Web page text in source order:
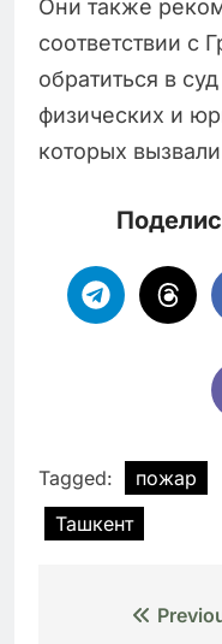
Они также
соответствии с
обратиться в
физических и
которых
Tagged: пожар
Ташкент
Навигация